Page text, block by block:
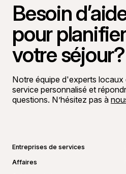
Besoin
pour planifier
votre séjour?
Notre équipe d'experts
service personnalisé et
questions. N’hésitez pas à
Entreprises de services
Affaires